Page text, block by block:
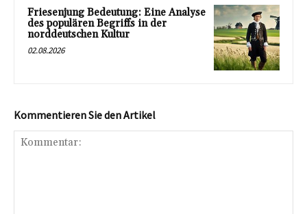
Friesenjung Bedeutung: Eine Analyse
des populären Begriffs in der
norddeutschen Kultur
02.08.2026
Kommentieren Sie den Artikel